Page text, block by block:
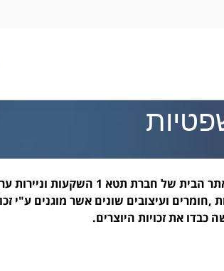
תטא 1 השקעות וניירות ערך בע"מ.
כבדו את זכויות היוצרים.